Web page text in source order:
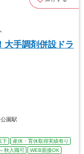
大手調剤併設ドラ
園駅
下
産休・育休取得実績有り
秋入職可 WEB面接OK